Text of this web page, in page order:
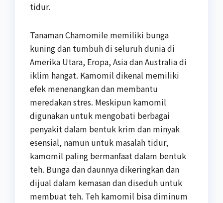
tidur.
Tanaman Chamomile memiliki bunga
kuning dan tumbuh di seluruh dunia di
Amerika Utara, Eropa, Asia dan Australia di
iklim hangat. Kamomil dikenal memiliki
efek menenangkan dan membantu
meredakan stres. Meskipun kamomil
digunakan untuk mengobati berbagai
penyakit dalam bentuk krim dan minyak
esensial, namun untuk masalah tidur,
kamomil paling bermanfaat dalam bentuk
teh. Bunga dan daunnya dikeringkan dan
dijual dalam kemasan dan diseduh untuk
membuat teh. Teh kamomil bisa diminum